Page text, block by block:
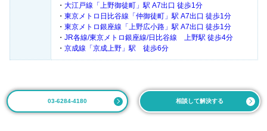
・ 大江戸線「上野御徒町」駅 A7出口 徒歩1分
・ 東京メトロ日比谷線「仲御徒町」駅 A7出口 徒歩1分
・ 東京メトロ銀座線「上野広小路」駅 A7出口 徒歩1分
・ JR各線/東京メトロ銀座線/日比谷線 上野駅 徒歩4分
・ 京成線「京成上野」駅 徒歩6分
03-6284-4180 相談して解決する